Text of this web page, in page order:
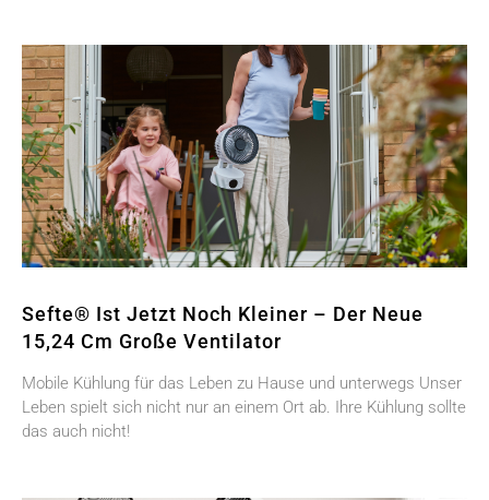
Sefte® Ist Jetzt Noch Kleiner – Der Neue
15,24 Cm Große Ventilator
Mobile Kühlung für das Leben zu Hause und unterwegs Unser
Leben spielt sich nicht nur an einem Ort ab. Ihre Kühlung sollte
das auch nicht!